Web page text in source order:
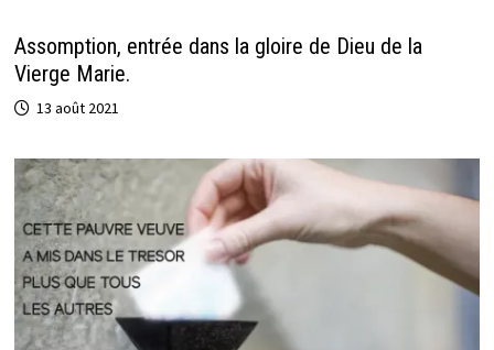
Assomption, entrée dans la gloire de Dieu de la
Vierge Marie.
13 août 2021